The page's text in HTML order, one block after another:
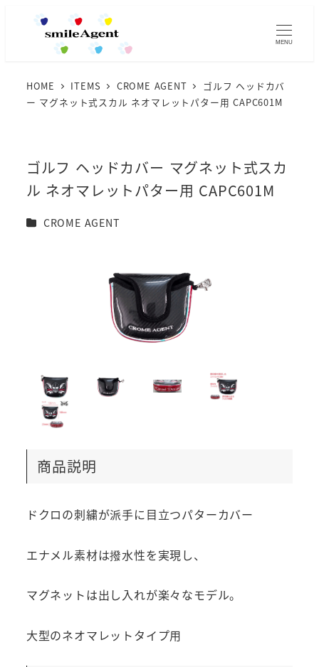
MENU
HOME ITEMS CROME AGENT
ゴルフ ヘッドカバ
ー マグネット式スカル ネオマレットパター用 CAPC601M
ゴルフ ヘッドカバー マグネット式スカ
ル ネオマレットパター用 CAPC601M
カテゴリー
CROME AGENT
商品説明
ドクロの刺繍が派手に目立つパターカバー
エナメル素材は撥水性を実現し、
マグネットは出し入れが楽々なモデル。
大型のネオマレットタイプ用